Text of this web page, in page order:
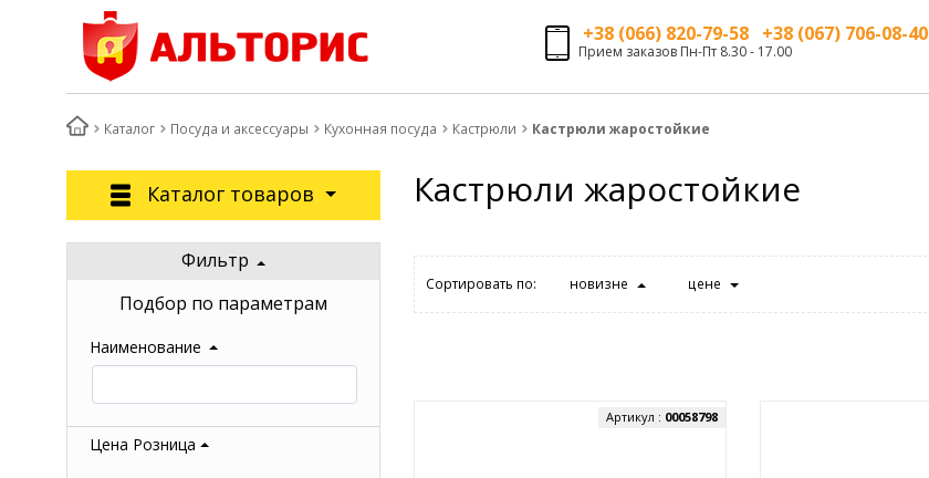
+38 (066) 820-79-58 +38 (067) 706-08-40
Прием заказов Пн-Пт 8.30 - 17.00
Каталог Посуда и аксессуары Кухонная посуда Кастрюли Кастрюли жаростойкие
Каталог товаров
Фильтр
Подбор по параметрам
Наименование
Цена Розница
Кастрюли жаростойкие
Сортировать по: новизне цене
Артикул : 00058798